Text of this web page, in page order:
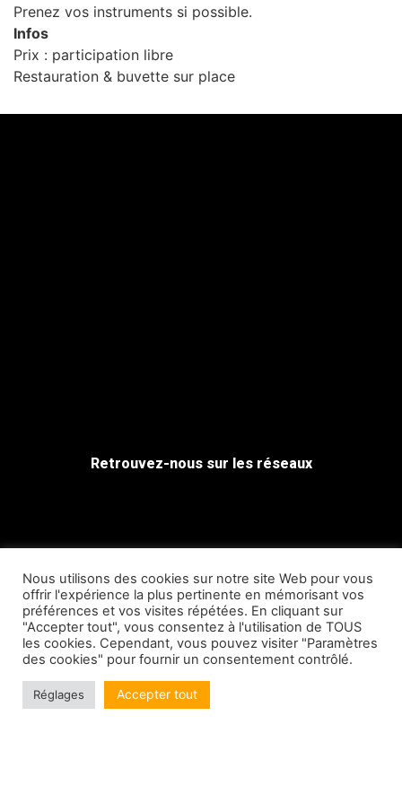
Prenez vos instruments si possible.
Infos
Prix : participation libre
Restauration & buvette sur place
Retrouvez-nous sur les réseaux
Nous utilisons des cookies sur notre site Web pour vous
offrir l'expérience la plus pertinente en mémorisant vos
préférences et vos visites répétées. En cliquant sur
"Accepter tout", vous consentez à l'utilisation de TOUS
les cookies. Cependant, vous pouvez visiter "Paramètres
des cookies" pour fournir un consentement contrôlé.
Réglages Accepter tout